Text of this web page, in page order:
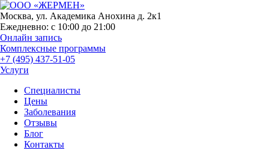
Москва, ул. Академика Анохина д. 2к1
Ежедневно: с 10:00 до 21:00
Онлайн запись
Комплексные программы
+7 (495) 437-51-05
Услуги
Специалисты
Цены
Заболевания
Отзывы
Блог
Контакты